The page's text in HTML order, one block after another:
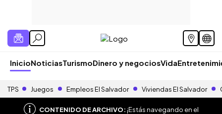
InicioNoticiasTurismoDinero y negociosVida
TPS Juegos Empleos El Salvador Viviendas El Salvador
CONTENIDO DE ARCHIVO:¡Estás navegando en el